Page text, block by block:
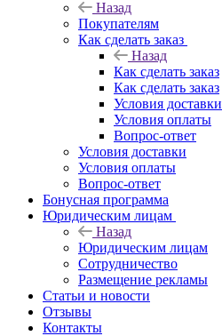
Назад
Покупателям
Как сделать заказ
Назад
Как сделать заказ
Как сделать заказ
Условия доставки
Условия оплаты
Вопрос-ответ
Условия доставки
Условия оплаты
Вопрос-ответ
Бонусная программа
Юридическим лицам
Назад
Юридическим лицам
Сотрудничество
Размещение рекламы
Статьи и новости
Отзывы
Контакты